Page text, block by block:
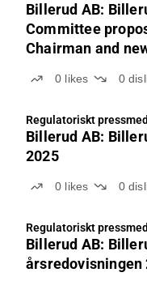
Billerud AB:
Committee
Chairman and
0 likes 0
Regulatoriskt
Billerud AB:
2025
0 likes 0
Regulatoriskt
Billerud AB:
årsredovisningen